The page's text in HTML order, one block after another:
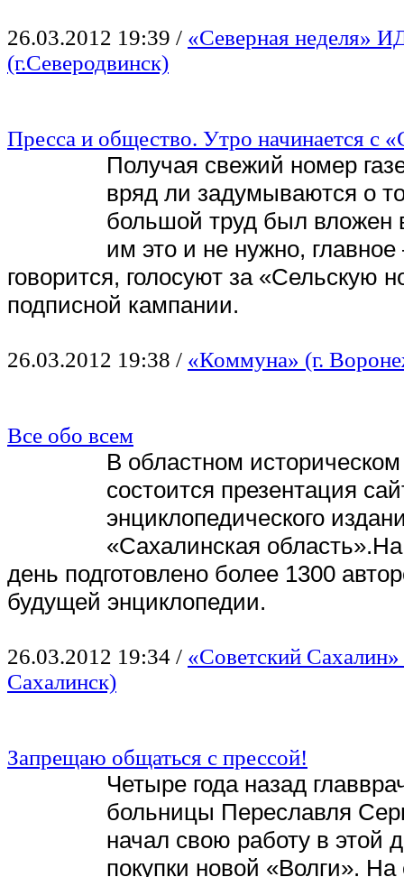
26.03.2012 19:39 / «Северная неделя»
(г.Северодвинск)
Пресса и общество. Утро начинается с
Получая свежий номер
вряд ли задумываются о
большой труд был вложен
им это и не нужно, главное
говорится, голосуют за «Сельскую
подписной кампании.
26.03.2012 19:38 / «Коммуна» (г.
Все обо всем
В областном
состоится презентация
энциклопедического
«Сахалинская
день подготовлено более 1300
будущей энциклопедии.
26.03.2012 19:34 / «Советский
Сахалинск)
Запрещаю общаться с прессой!
Четыре года назад
больницы Переславля
начал свою работу в этой
покупки новой «Волги».